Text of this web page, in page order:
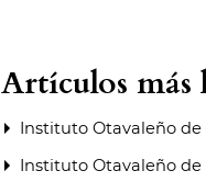
Artículos más
Instituto Otavaleño
Instituto Otavaleño